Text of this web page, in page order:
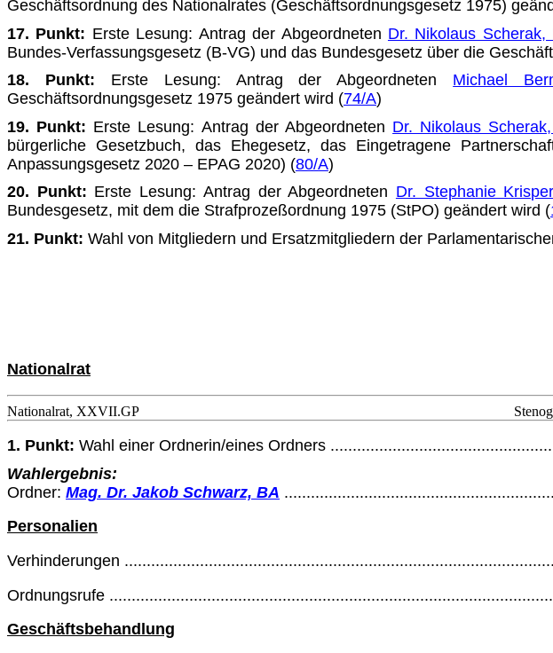
Geschäftsordnung des Nationalrates (Geschäftsordnungsgesetz 1975)
17. Punkt: Erste Lesung: Antrag der Abgeordneten Dr. Nikolaus Scherak,
Bundes-Verfassungsgesetz (B-VG) und das Bundesgesetz über die
18. Punkt: Erste Lesung: Antrag der Abgeordneten Michael
Geschäftsordnungsgesetz 1975 geändert wird (74/A)
19. Punkt: Erste Lesung: Antrag der Abgeordneten Dr. Nikolaus
bürgerliche Gesetzbuch, das Ehegesetz, das Eingetragene
Anpassungsgesetz 2020 –EPAG 2020) (80/A)
20. Punkt: Erste Lesung: Antrag der Abgeordneten Dr. Stephanie Krisper
Bundesge­setz, mit dem die Strafprozeßordnung 1975 (StPO) geändert wird (
21. Punkt: Wahl von Mitgliedern und Ersatzmitgliedern der
Nationalrat
Nationalrat, XXVII.GP
1. Punkt: Wahl einer Ordnerin/eines Ordners
Wahlergebnis:
Ordner: Mag. Dr. Jakob Schwarz, BA
Personalien
Verhinderungen
Ordnungsrufe
Geschäftsbehandlung